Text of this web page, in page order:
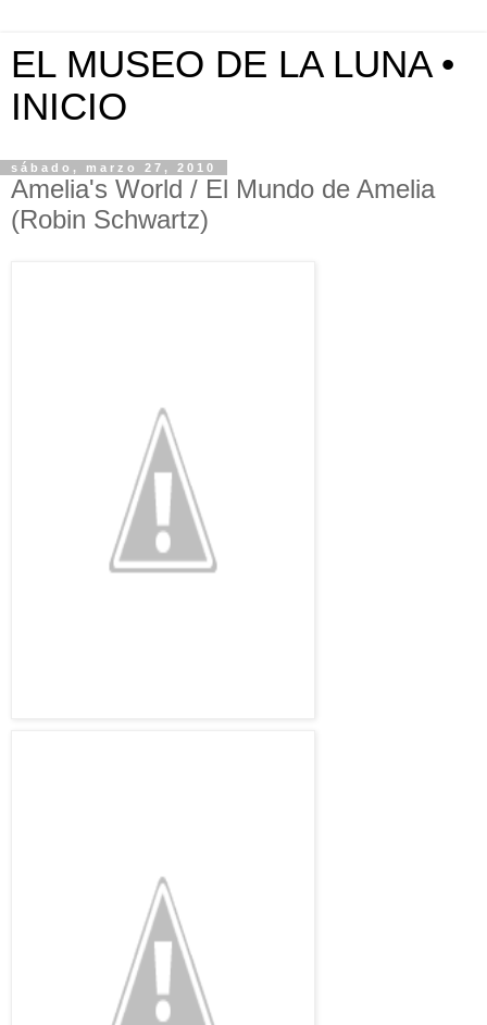
EL MUSEO DE LA LUNA •
INICIO
sábado, marzo 27, 2010
Amelia's World / El Mundo de Amelia
(Robin Schwartz)